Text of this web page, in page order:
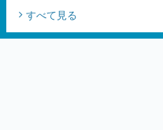
すべて見る